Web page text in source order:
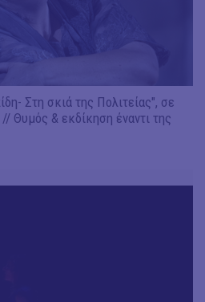
Στη σκιά της Πολιτείας", σε
Θυμός & εκδίκηση έναντι της